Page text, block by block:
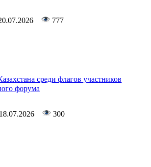
777
среди флагов участников
форума
18.07.2026 300